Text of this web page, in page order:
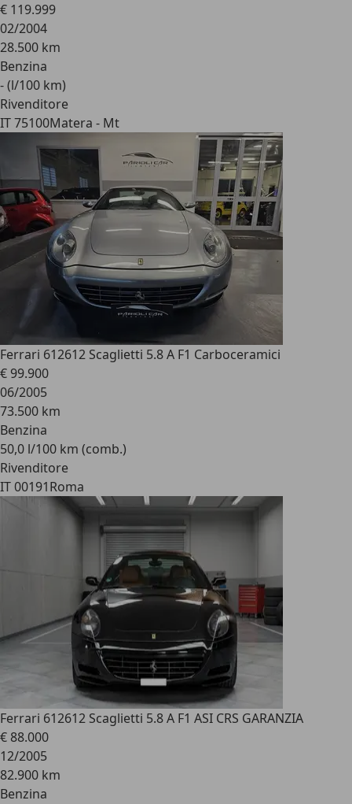
€ 119.999
02/2004
28.500 km
Benzina
- (l/100 km)
Rivenditore
IT 75100Matera - Mt
Ferrari 612612 Scaglietti 5.8 A F1 Carboceramici
€ 99.900
06/2005
73.500 km
Benzina
50,0 l/100 km (comb.)
Rivenditore
IT 00191Roma
Ferrari 612612 Scaglietti 5.8 A F1 ASI CRS GARANZIA
€ 88.000
12/2005
82.900 km
Benzina